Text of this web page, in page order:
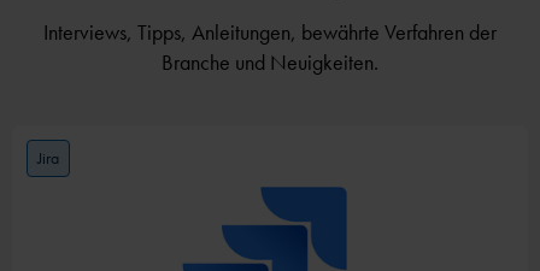
Interviews, Tipps, Anleitungen, bewährte Verfahren der
Branche und Neuigkeiten.
Jira